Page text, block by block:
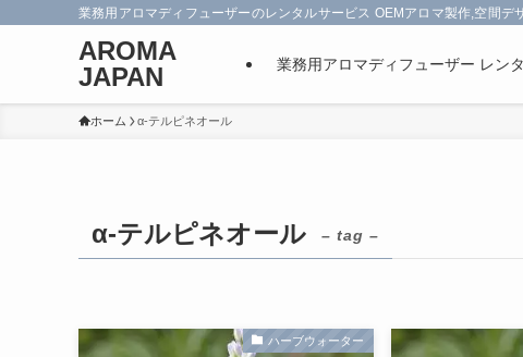
業務用アロマディフューザーのレンタルサービス OEMアロマ製作,空間
AROMA
JAPAN
業務用アロマディフューザー レン
ホーム α-テルピネオール
α-テルピネオール – tag –
ハーブウォーター